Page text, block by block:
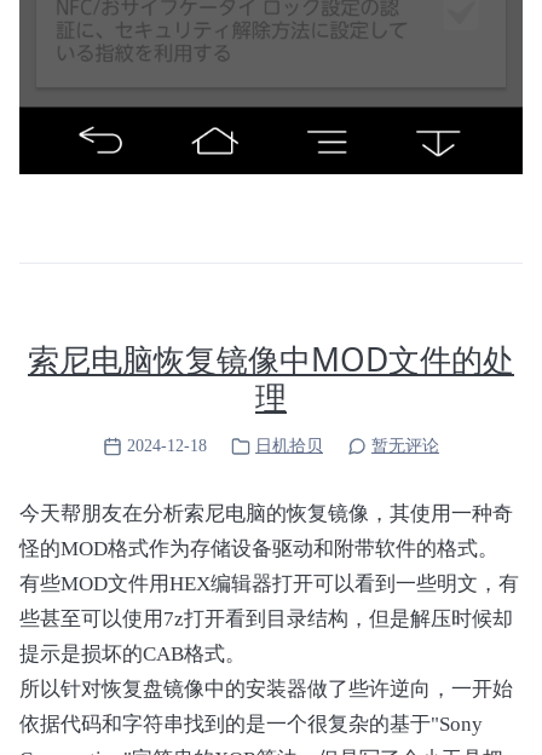
索尼电脑恢复镜像中MOD文件的处
理
2024-12-18 日机拾贝 暂无评论
今天帮朋友在分析索尼电脑的恢复镜像，其使用一种奇
怪的MOD格式作为存储设备驱动和附带软件的格式。
有些MOD文件用HEX编辑器打开可以看到一些明文，有
些甚至可以使用7z打开看到目录结构，但是解压时候却
提示是损坏的CAB格式。
所以针对恢复盘镜像中的安装器做了些许逆向，一开始
依据代码和字符串找到的是一个很复杂的基于"Sony